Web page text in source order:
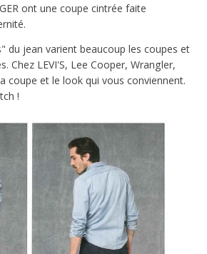
Nos magasins
Carrières
Contactez-nous
ont une coupe cintrée faite
du jean varient beaucoup les coupes et
Chez LEVI'S, Lee Cooper, Wrangler,
coupe et le look qui vous conviennent.
!